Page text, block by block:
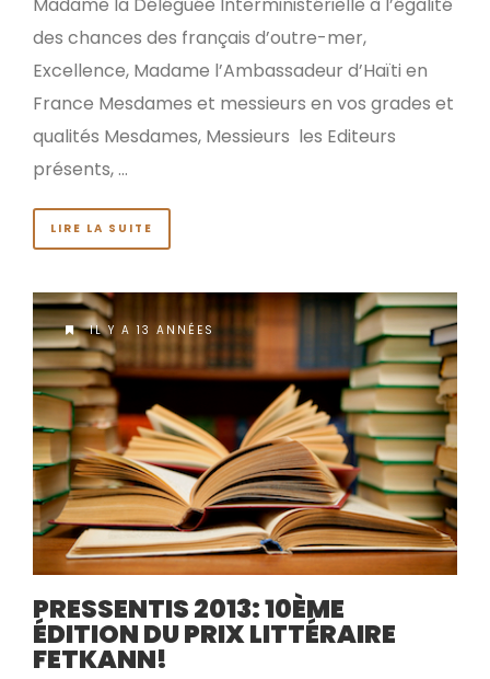
des chances des français d’outre-mer,
Excellence, Madame l’Ambassadeur d’Haïti en
France Mesdames et messieurs en vos grades et
qualités Mesdames, Messieurs les Editeurs
présents, …
LIRE LA SUITE
IL Y A 13 ANNÉES
PRESSENTIS 2013: 10ÈME
ÉDITION DU PRIX LITTÉRAIRE
FETKANN!